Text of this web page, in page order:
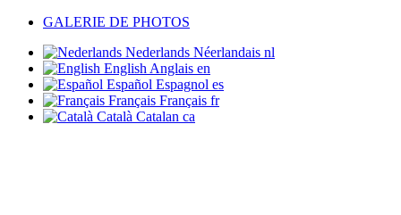
GALERIE DE PHOTOS
Nederlands Néerlandais nl
English Anglais en
Español Espagnol es
Français Français fr
Català Catalan ca